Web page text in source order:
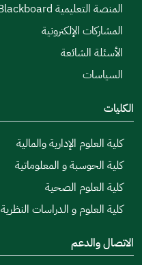
المنصة التعليمية Blackboard
المشاركات الإلكترونية
الأسئلة الشائعة
السياسات
الكليات
كلية العلوم الإدارية والمالية
كلية الحوسبة و المعلوماتية
كلية العلوم الصحية
كلية العلوم و الدراسات النظرية
الاتصال والدعم